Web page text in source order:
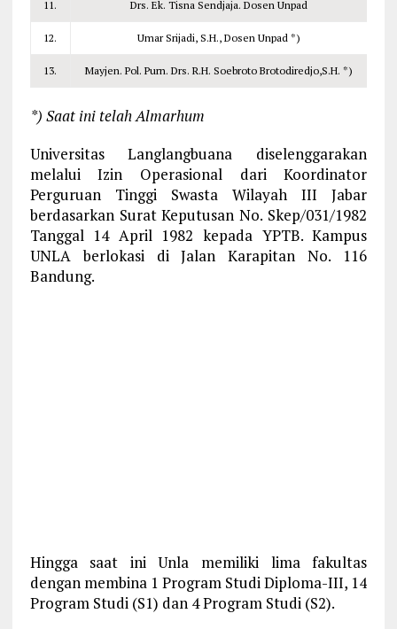
11. Drs. Ek. Tisna Sendjaja. Dosen Unpad
12. Umar Srijadi, S.H., Dosen Unpad *)
13. Mayjen. Pol. Purn. Drs. R.H. Soebroto Brotodiredjo,S.H. *)
*) Saat ini telah Almarhum
Universitas Langlangbuana diselenggarakan
melalui Izin Operasional dari Koordinator
Perguruan Tinggi Swasta Wilayah III Jabar
berdasarkan Surat Keputusan No. Skep/031/1982
Tanggal 14 April 1982 kepada YPTB. Kampus
UNLA berlokasi di Jalan Karapitan No. 116
Bandung.
Hingga saat ini Unla memiliki lima fakultas
dengan membina 1 Program Studi Diploma-III, 14
Program Studi (S1) dan 4 Program Studi (S2).